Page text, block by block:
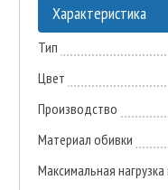
Характеристика
Тип
Цвет
Производство
Материал обивки
Максимальная нагрузка